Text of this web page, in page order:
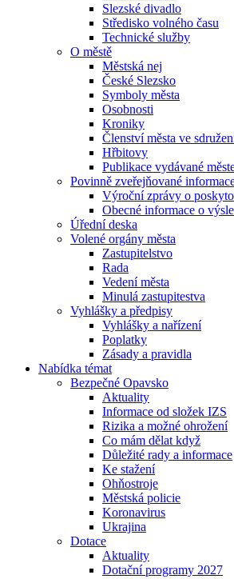
Slezské divadlo
Středisko volného času
Technické služby
O městě
Městská nej
České Slezsko
Symboly města
Osobnosti
Kroniky
Členství města ve
Hřbitovy
Publikace vydávané
Povinně zveřejňované
Výroční zprávy o
Obecné informace o
Úřední deska
Volené orgány města
Zastupitelstvo
Rada
Vedení města
Minulá zastupitestva
Vyhlášky a předpisy
Vyhlášky a nařízení
Poplatky
Zásady a pravidla
Nabídka témat
Bezpečné Opavsko
Aktuality
Informace od složek IZS
Rizika a možné ohrožení
Co mám dělat když
Důležité rady a informace
Ke stažení
Ohňostroje
Městská policie
Koronavirus
Ukrajina
Dotace
Aktuality
Dotační programy 2027